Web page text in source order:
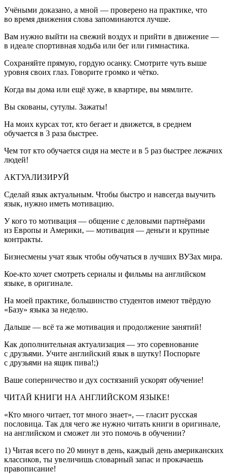
Учёными доказано, а мной — проверено на практике, что
во время движения слова запоминаются лучше.
Вам нужно выйти на свежий воздух и прийти в движение —
в идеале спортивная ходьба или бег или гимнастика.
Сохраняйте прямую, гордую осанку. Смотрите чуть выше
уровня своих глаз. Говорите громко и чётко.
Когда вы дома или ещё хуже, в квартире, вы мямлите.
Вы скованы, сутулы. Зажаты!
На моих курсах тот, кто бегает и движется, в среднем
обучается в 3 раза быстрее.
Чем тот кто обучается сидя на месте и в 5 раз быстрее лежачих
людей!
АКТУАЛИЗИРУЙ
Сделай язык актуальным. Чтобы быстро и навсегда выучить
язык, нужно иметь мотивацию.
У кого то мотивация — общение с деловыми партнёрами
из Европы и Америки, — мотивация — деньги и крупные
контракты.
Бизнесмены учат язык чтобы обучаться в лучших ВУЗах мира.
Кое-кто хочет смотреть сериалы и фильмы на английском
языке, в оригинале.
На моей практике, большинство студентов имеют твёрдую
«Базу» языка за неделю.
Дальше — всё та же мотивация и продолжение занятий!
Как дополнительная актуализация — это соревнование
с друзьями. Учите английский язык в шутку! Поспорьте
с друзьями на ящик пива!;)
Ваше соперничество и дух состязаний ускорят обучение!
ЧИТАЙ КНИГИ НА АНГЛИЙСКОМ ЯЗЫКЕ!
«Кто много читает, тот много знает», — гласит русская
пословица. Так для чего же нужно читать книги в оригинале,
на английском и сможет ли это помочь в обучении?
1) Читая всего по 20 минут в день, каждый день американских
классиков, ты увеличишь словарный запас и прокачаешь
правописание!